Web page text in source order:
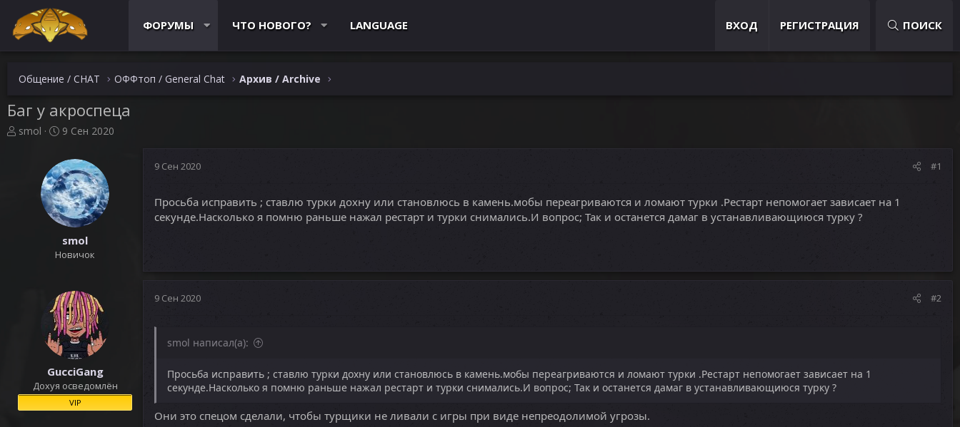
ФОРУМЫ ЧТО НОВОГО? LANGUAGE ВХОД РЕГИСТРАЦИЯ ПОИСК
Общение / CHAT ОФФтоп / General Chat Архив / Archive
Баг у акроспеца
А
smol
Д
т
а
н
а
ч
а
л
а
9 Сен 2020
smol
Новичок
9 Сен 2020 #1
Просьба исправить ; ставлю турки дохну или становлюсь в камень.мобы переагриваются и ломают турки .Рестарт непомогает зависает на 1
секунде.Насколько я помню раньше нажал рестарт и турки снимались.И вопрос; Так и останется дамаг в устанавливающиюся турку ?
GucciGang
Дохуя осведомлён
VIP
9 Сен 2020 #2
smol написал(а):
Просьба исправить ; ставлю турки дохну или становлюсь в камень.мобы переагриваются и ломают турки .Рестарт непомогает зависает на 1
секунде.Насколько я помню раньше нажал рестарт и турки снимались.И вопрос; Так и останется дамаг в устанавливающиюся турку ?
Они это спецом сделали, чтобы турщики не ливали с игры при виде непреодолимой угрозы.